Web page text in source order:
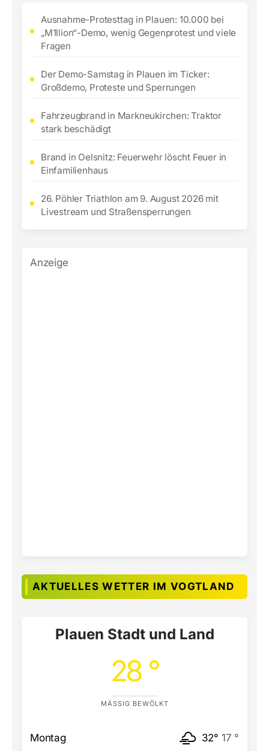
Ausnahme-Protesttag in Plauen: 10.000 bei
„M1llion“-Demo, wenig Gegenprotest und viele
Fragen
Der Demo-Samstag in Plauen im Ticker:
Großdemo, Proteste und Sperrungen
Fahrzeugbrand in Markneukirchen: Traktor
stark beschädigt
Brand in Oelsnitz: Feuerwehr löscht Feuer in
Einfamilienhaus
26. Pöhler Triathlon am 9. August 2026 mit
Livestream und Straßensperrungen
Anzeige
AKTUELLES WETTER IM VOGTLAND
Plauen Stadt und Land
28 °
MÄSSIG BEWÖLKT
Montag 32° 17 °